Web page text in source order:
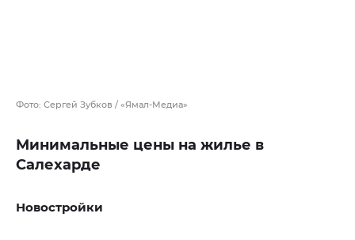
Фото: Сергей Зубков / «Ямал-Медиа»
Минимальные цены на жилье в
Салехарде
Новостройки